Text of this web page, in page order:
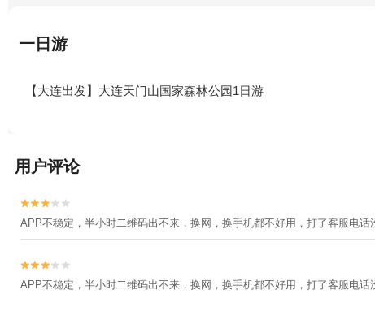
一日游
【大连出发】大连天门山国家森林公园1日游
用户评论


APP不稳定，半小时二维码出不来，换网，换手机都不好用，打了客服电


APP不稳定，半小时二维码出不来，换网，换手机都不好用，打了客服电